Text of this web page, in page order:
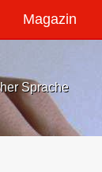
Magazin
Sprache